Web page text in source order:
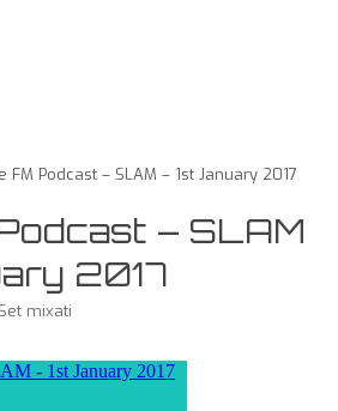
FM Podcast – SLAM – 1st January 2017
– SLAM
2017
Set mixati